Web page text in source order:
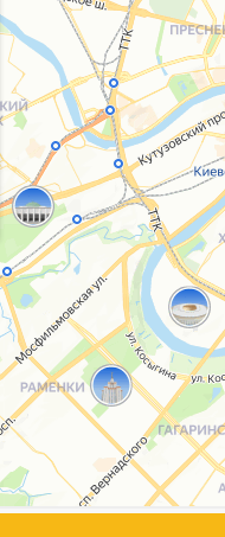
Каталог
Упаковать подарок
В личный кабинет